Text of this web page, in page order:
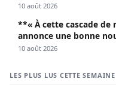
10 août 2026
**« À cette cascade
annonce une bonne
Cie**
10 août 2026
LES PLUS LUS CETTE SEMAINE